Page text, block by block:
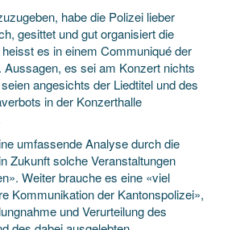
habe die Polizei lieber
gesittet und gut organisiert die
es in einem Communiqué der
es sei am Konzert nichts
angesichts der Liedtitel und des
in der Konzerthalle
umfassende Analyse durch die
Zukunft solche Veranstaltungen
Weiter brauche es eine «viel
Kommunikation der Kantonspolizei»,
und Verurteilung des